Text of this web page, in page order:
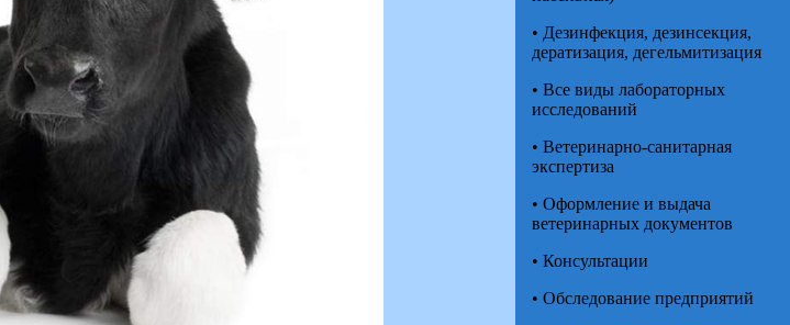
• Дезинфекция, дезинсекция,
дератизация, дегельмитизация
• Все виды лабораторных
исследований
• Ветеринарно-санитарная
экспертиза
• Оформление и выдача
ветеринарных документов
• Консультации
• Обследование предприятий